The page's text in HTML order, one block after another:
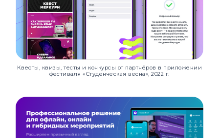
Квесты, квизы, тесты и конкурсы от партнёров в приложении
фестиваля «Студенческая весна», 2022 г.